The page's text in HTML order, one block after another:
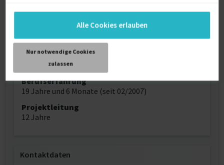
Alle Cookies erlauben
Nur notwendige Cookies
zulassen
Umkreis (bis 200 km)
bevorzugt
Profilaufrufe
Berufserfahrung
19 Jahre und 6 Monate (seit 02/2007)
Projektleitung
12 Jahre
Kontaktdaten